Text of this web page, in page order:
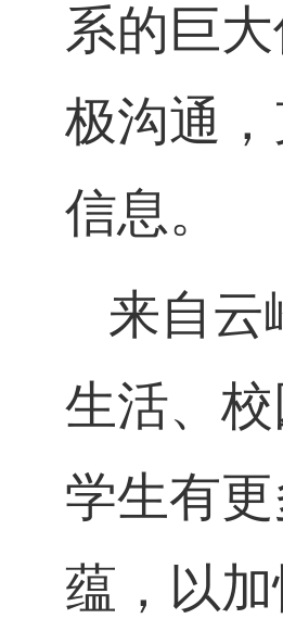
系的巨
极沟通
信息。
来自云
生活、
学生有
蕴，以